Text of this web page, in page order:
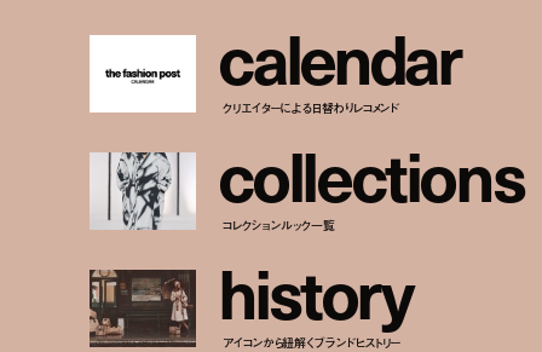
calendar
クリエイターによる日替わりレコメンド
collections
コレクションルック一覧
history
アイコンから紐解くブランドヒストリー